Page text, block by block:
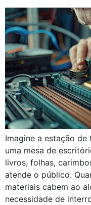
Imagine a estação
uma mesa de
livros, folhas,
atende o público.
materiais cabem ao
necessidade de